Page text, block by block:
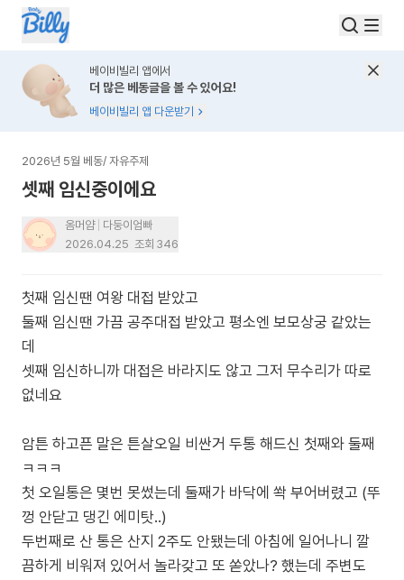
베이비빌리 앱에서
더 많은 베동글을 볼 수 있어요!
베이비빌리 앱 다운받기
2026년 5월 베동/ 자유주제
셋째 임신중이에요
옴머얌
다둥이엄빠
2026.04.25 조회 346
첫째 임신땐 여왕 대접 받았고
둘째 임신땐 가끔 공주대접 받았고 평소엔 보모상궁 같았는
데
셋째 임신하니까 대접은 바라지도 않고 그저 무수리가 따로
없네요
암튼 하고픈 말은 튼살오일 비싼거 두통 해드신 첫째와 둘째
ㅋㅋㅋ
첫 오일통은 몇번 못썼는데 둘째가 바닥에 쏵 부어버렸고 (뚜
껑 안닫고 댕긴 에미탓..)
두번째로 산 통은 산지 2주도 안됐는데 아침에 일어나니 깔
끔하게 비워져 있어서 놀라갖고 또 쏟았나? 했는데 주변도